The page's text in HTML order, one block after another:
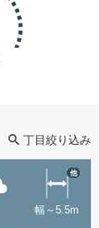
丁目絞り込み
幅～5.5m
他